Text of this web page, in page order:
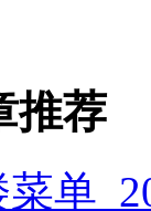
推荐
单